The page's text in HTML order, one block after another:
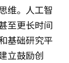
维。人工智
至更长时间
基础研究平
立鼓励创